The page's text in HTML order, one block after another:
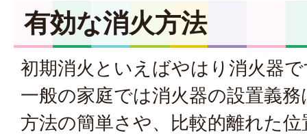
有効な消火方法
初期消火といえばやはり消火器
一般の家庭では消火器の設置義
方法の簡単さや、比較的離れた